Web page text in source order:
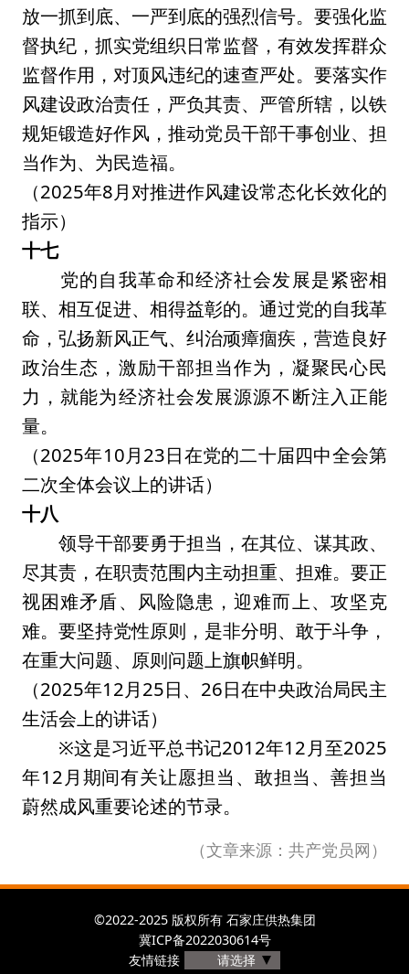
放一抓到底、一严到底的强烈信号。要强化监
督执纪，抓实党组织日常监督，有效发挥群众
监督作用，对顶风违纪的速查严处。要落实作
风建设政治责任，严负其责、严管所辖，以铁
规矩锻造好作风，推动党员干部干事创业、担
当作为、为民造福。
（2025年8月对推进作风建设常态化长效化的
指示）
十七
党的自我革命和经济社会发展是紧密相
联、相互促进、相得益彰的。通过党的自我革
命，弘扬新风正气、纠治顽瘴痼疾，营造良好
政治生态，激励干部担当作为，凝聚民心民
力，就能为经济社会发展源源不断注入正能
量。
（2025年10月23日在党的二十届四中全会第
二次全体会议上的讲话）
十八
领导干部要勇于担当，在其位、谋其政、
尽其责，在职责范围内主动担重、担难。要正
视困难矛盾、风险隐患，迎难而上、攻坚克
难。要坚持党性原则，是非分明、敢于斗争，
在重大问题、原则问题上旗帜鲜明。
（2025年12月25日、26日在中央政治局民主
生活会上的讲话）
※这是习近平总书记2012年12月至2025
年12月期间有关让愿担当、敢担当、善担当
蔚然成风重要论述的节录。
（文章来源：共产党员网）
©2022-2025 版权所有 石家庄供热集团
冀ICP备2022030614号
友情链接
请选择